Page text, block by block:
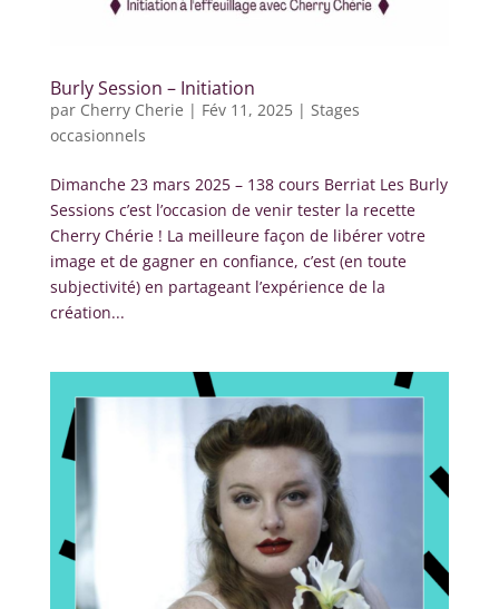
Burly Session – Initiation
par Cherry Cherie | Fév 11, 2025| Stages
occasionnels
Dimanche 23 mars 2025 – 138 cours Berriat Les Burly
Sessions c’est l’occasion de venir tester la recette
Cherry Chérie ! La meilleure façon de libérer votre
image et de gagner en confiance, c’est (en toute
subjectivité) en partageant l’expérience de la
création...